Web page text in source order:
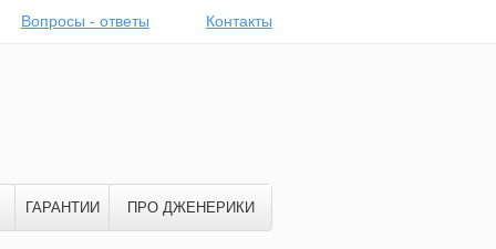
Вопросы - ответы Контакты
ГАРАНТИИ ПРО ДЖЕНЕРИКИ